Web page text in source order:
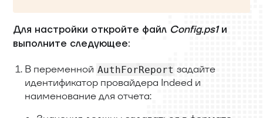
Для настройки откройте файл Config.ps1и
выполните следующее:
В переменной AuthForReport задайте
идентификатор провайдера Indeed и
наименование для отчета: